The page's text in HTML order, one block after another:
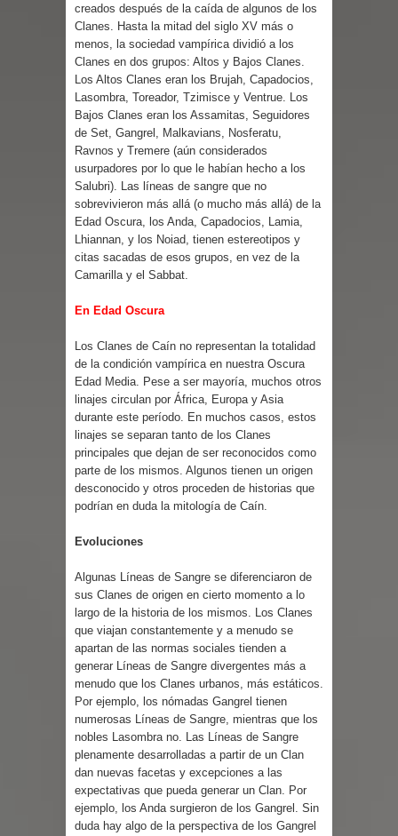
creados después de la caída de algunos de los
Clanes. Hasta la mitad del siglo XV más o
menos, la sociedad vampírica dividió a los
Clanes en dos grupos: Altos y Bajos Clanes.
Los Altos Clanes eran los Brujah, Capadocios,
Lasombra, Toreador, Tzimisce y Ventrue. Los
Bajos Clanes eran los Assamitas, Seguidores
de Set, Gangrel, Malkavians, Nosferatu,
Ravnos y Tremere (aún considerados
usurpadores por lo que le habían hecho a los
Salubri). Las líneas de sangre que no
sobrevivieron más allá (o mucho más allá) de la
Edad Oscura, los Anda, Capadocios, Lamia,
Lhiannan, y los Noiad, tienen estereotipos y
citas sacadas de esos grupos, en vez de la
Camarilla y el Sabbat.
En Edad Oscura
Los Clanes de Caín no representan la totalidad
de la condición vampírica en nuestra Oscura
Edad Media. Pese a ser mayoría, muchos otros
linajes circulan por África, Europa y Asia
durante este período. En muchos casos, estos
linajes se separan tanto de los Clanes
principales que dejan de ser reconocidos como
parte de los mismos. Algunos tienen un origen
desconocido y otros proceden de historias que
podrían en duda la mitología de Caín.
Evoluciones
Algunas Líneas de Sangre se diferenciaron de
sus Clanes de origen en cierto momento a lo
largo de la historia de los mismos. Los Clanes
que viajan constantemente y a menudo se
apartan de las normas sociales tienden a
generar Líneas de Sangre divergentes más a
menudo que los Clanes urbanos, más estáticos.
Por ejemplo, los nómadas Gangrel tienen
numerosas Líneas de Sangre, mientras que los
nobles Lasombra no. Las Líneas de Sangre
plenamente desarrolladas a partir de un Clan
dan nuevas facetas y excepciones a las
expectativas que pueda generar un Clan. Por
ejemplo, los Anda surgieron de los Gangrel. Sin
duda hay algo de la perspectiva de los Gangrel